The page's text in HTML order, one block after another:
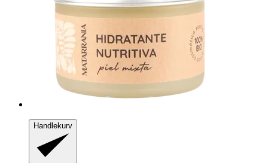
Handlekurv